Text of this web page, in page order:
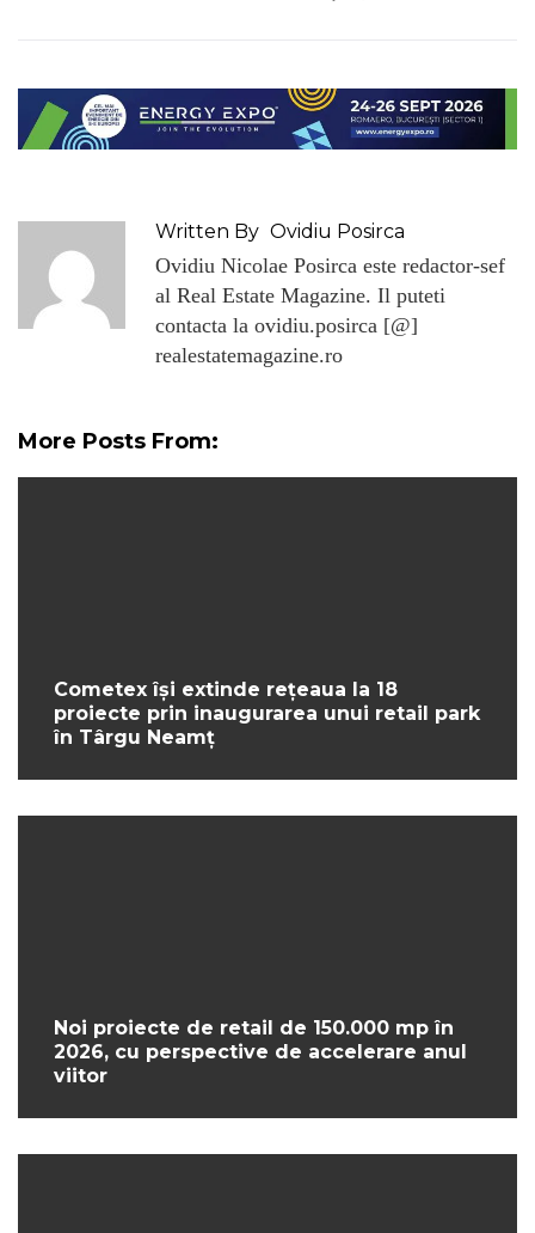
Written By Ovidiu Posirca
Ovidiu Nicolae Posirca este redactor-sef
al Real Estate Magazine. Il puteti
contacta la ovidiu.posirca [@]
realestatemagazine.ro
More Posts From:
Cometex își extinde rețeaua la 18
proiecte prin inaugurarea unui retail park
în Târgu Neamț
Noi proiecte de retail de 150.000 mp în
2026, cu perspective de accelerare anul
viitor